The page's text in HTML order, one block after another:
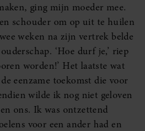
ging mijn moeder mee.
schouder om op uit te huilen
weken na zijn vertrek belde
‘Hoe durf je,’ riep
worden!’ Het laatste wat
eenzame toekomst die voor
wilde ik nog niet geloven
ons. Ik was ontzettend
voor een ander had en